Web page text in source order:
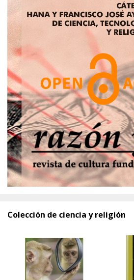
Colección de ciencia y religión